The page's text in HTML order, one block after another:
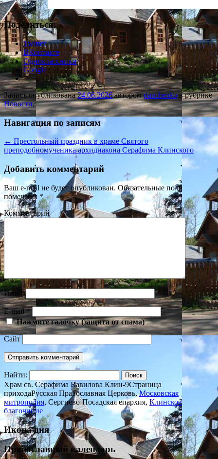
Поделиться:
Twitter
ВКонтакте
Одноклассники
Google
Запись опубликована24.06.2026авторомdanchenko в рубрике
Новости.
Навигация по записям
← Престольный праздник в храме Святого
преподобномученика архидиакона Серафима Клинского
Добавить комментарий
Ваш e-mail не будет опубликован. Обязательные поля
помечены *
Комментарий
Имя *
E-mail*
Нажмите галочку (защита от спама)
Сайт
Найти:
Храм св. Серафима Вавилова Клин-9Страница
приходаРусская Православная Церковь,Московская
митрополия, Сергиево-Посадская епархия, Клинское
благочиние
Икона дня
Православный календарь